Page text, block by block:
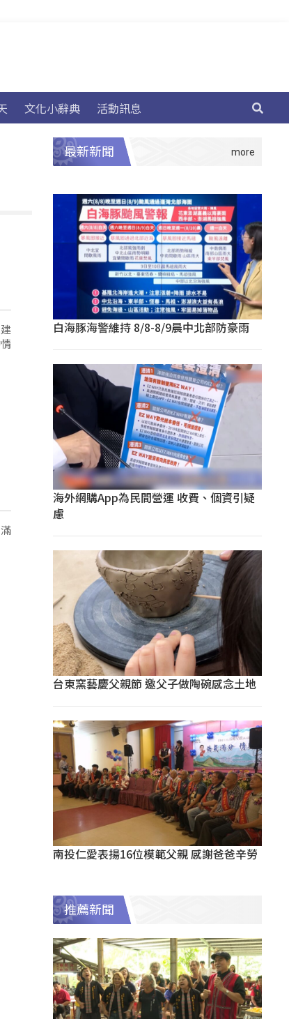
文化小辭典 活動訊息
最新新聞
白海豚海警維持 8/8-8/9晨中北部防豪雨
海外網購App為民間營運 收費、個資引疑
慮
台東窯藝慶父親節 邀父子做陶碗感念土地
南投仁愛表揚16位模範父親 感謝爸爸辛勞
推薦新聞